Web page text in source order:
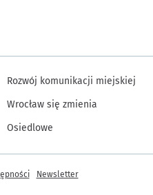
Rozwój komunikacji miejskiej
Wrocław się zmienia
Osiedlowe
Newsletter